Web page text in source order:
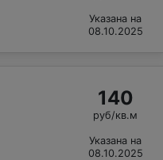
Указана на
08.10.2025
140
руб/кв.м
Указана на
08.10.2025